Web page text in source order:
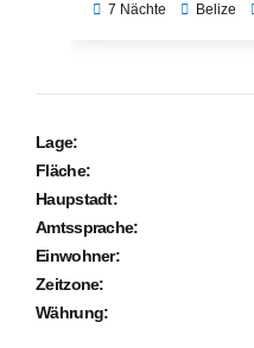
7 Nächte Belize
Lage:
Fläche:
Haupstadt:
Amtssprache:
Einwohner:
Zeitzone:
Währung: